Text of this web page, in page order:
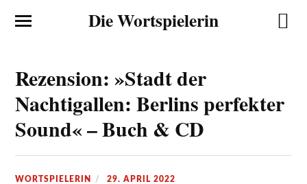
Die Wortspielerin
Rezension: »Stadt der
Nachtigallen: Berlins perfekter
Sound« – Buch & CD
WORTSPIELERIN 29. APRIL 2022